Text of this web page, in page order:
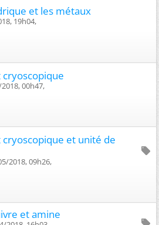
et les métaux
19h04,
00h47,
et unité de
2018, 09h26,
et amine